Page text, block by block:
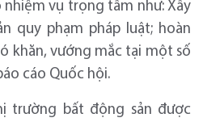
vụ trọng tâm như: Xây
quy phạm pháp luật; hoàn
khăn, vướng mắc tại một số
cáo Quốc hội.
trường bất động sản được